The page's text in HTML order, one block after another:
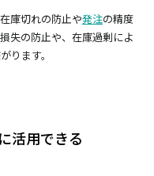
庫切れの防止や発注の精度
失の防止や、在庫過剰によ
ります。
活用できる